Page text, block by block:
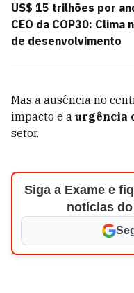
US$ 15 trilhões por
CEO da COP30: Clima
de desenvolvimento
Mas a ausência no
impacto e a urgência
setor.
Siga a Exame e
notícias